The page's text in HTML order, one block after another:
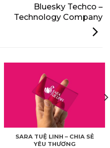
Bluesky Techco –
Technology Company
SARA TUỆ LINH – CHIA SẺ
YÊU THƯƠNG